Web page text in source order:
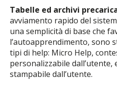
Tabelle ed archivi
avviamento rapido del
una semplicità di base che
l’autoapprendimento, sono
tipi di help: Micro Help,
personalizzabile dall’utente,
stampabile dall’utente.